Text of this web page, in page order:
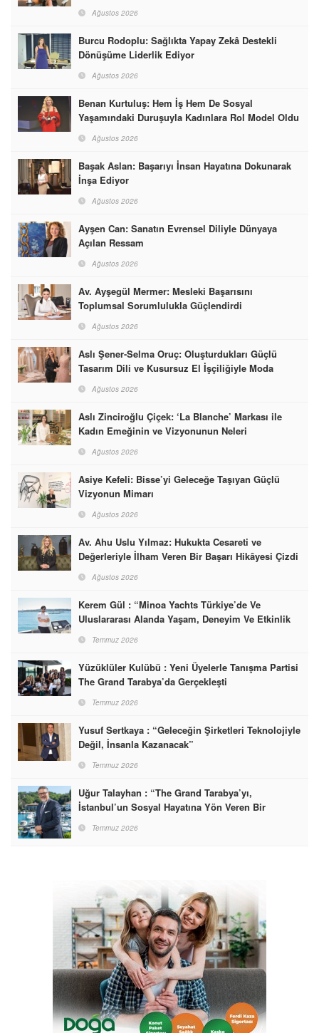
Ağustos 2026
Burcu Rodoplu: Sağlıkta Yapay Zekâ Destekli
Dönüşüme Liderlik Ediyor
Ağustos 2026
Benan Kurtuluş: Hem İş Hem De Sosyal
Yaşamındaki Duruşuyla Kadınlara Rol Model Oldu
Ağustos 2026
Başak Aslan: Başarıyı İnsan Hayatına Dokunarak
İnşa Ediyor
Ağustos 2026
Ayşen Can: Sanatın Evrensel Diliyle Dünyaya
Açılan Ressam
Ağustos 2026
Av. Ayşegül Mermer: Mesleki Başarısını
Toplumsal Sorumlulukla Güçlendirdi
Ağustos 2026
Aslı Şener-Selma Oruç: Oluşturdukları Güçlü
Tasarım Dili ve Kusursuz El İşçiliğiyle Moda
Dünyasına İmzalarını Attılar
Ağustos 2026
Aslı Zinciroğlu Çiçek: ‘La Blanche’ Markası ile
Kadın Emeğinin ve Vizyonunun Neleri
Başarabileceğinin En Güzel Örneğini Sunuyor
Ağustos 2026
Asiye Kefeli: Bisse’yi Geleceğe Taşıyan Güçlü
Vizyonun Mimarı
Ağustos 2026
Av. Ahu Uslu Yılmaz: Hukukta Cesareti ve
Değerleriyle İlham Veren Bir Başarı Hikâyesi Çizdi
Ağustos 2026
Kerem Gül : “Minoa Yachts Türkiye’de Ve
Uluslararası Alanda Yaşam, Deneyim Ve Etkinlik
Markası Olacak”
Temmuz 2026
Yüzüklüler Kulübü : Yeni Üyelerle Tanışma Partisi
The Grand Tarabya’da Gerçekleşti
Temmuz 2026
Yusuf Sertkaya : “Geleceğin Şirketleri Teknolojiyle
Değil, İnsanla Kazanacak”
Temmuz 2026
Uğur Talayhan : “The Grand Tarabya’yı,
İstanbul’un Sosyal Hayatına Yön Veren Bir
Destinasyon Haline Getirmeyi Hedefliyorum”
Temmuz 2026